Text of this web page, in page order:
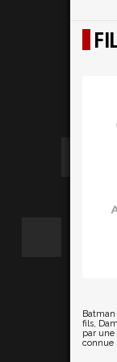
fils,
par
connue